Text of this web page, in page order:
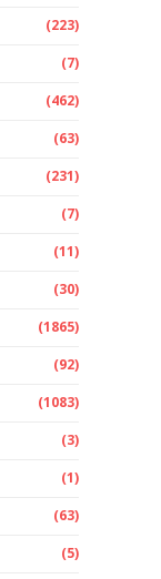
(223)
(7)
(462)
(63)
(231)
(7)
(11)
(30)
(1865)
(92)
(1083)
(3)
(1)
(63)
(5)